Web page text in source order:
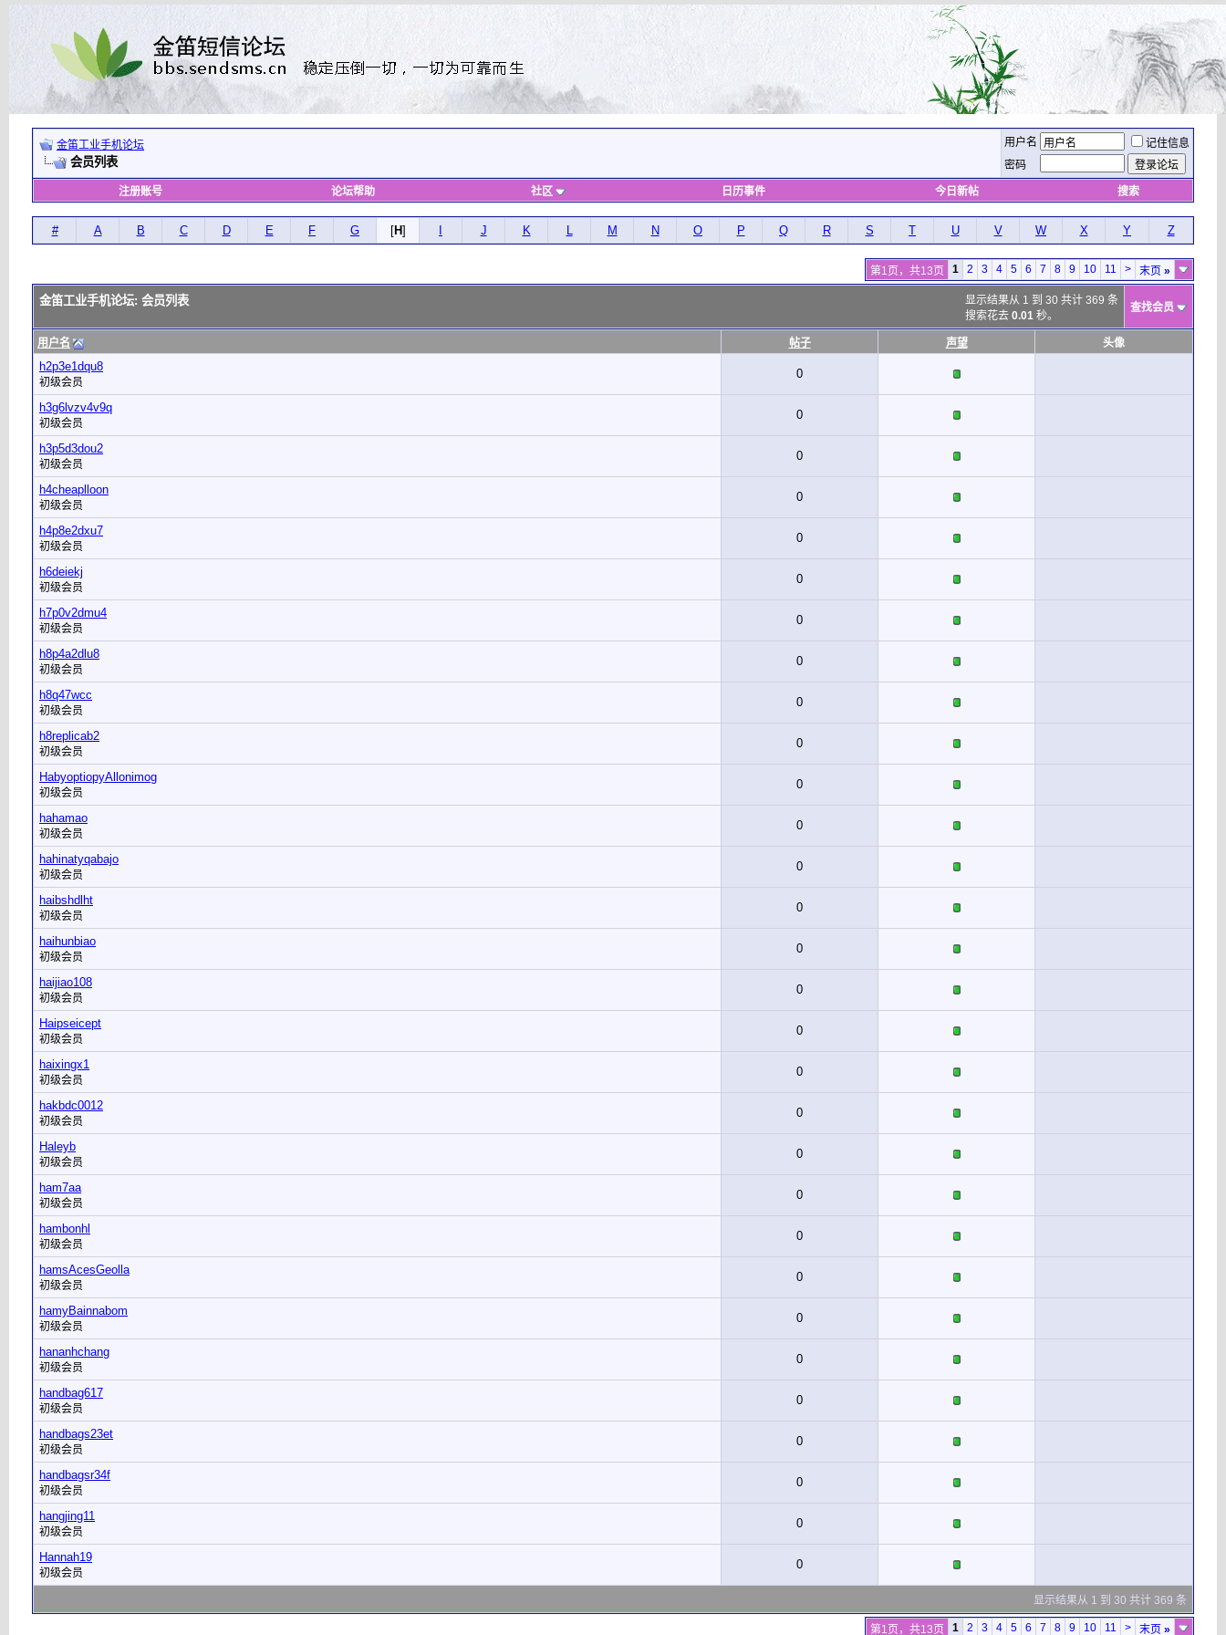
金笛工业手机论坛
会员列表
用户名
记住信息
密码
注册账号 论坛帮助 社区 日历事件 今日新帖 搜索
# A B C D E F G [H] J K L M N O P Q R S T U V W X Y Z
第1页，共13页 1 2 3 4 5 6 7 8 9 10 11 > 末页 »
显示结果从 1 到 30 共计 369 条
搜索花去 0.01 秒。
金笛工业手机论坛: 会员列表 查找会员
用户名 帖子 声望 头像
h2p3e1dqu8
初级会员
0
h3g6lvzv4v9q
初级会员
0
h3p5d3dou2
初级会员
0
h4cheaplloon
初级会员
0
h4p8e2dxu7
初级会员
0
h6deiekj
初级会员
0
h7p0v2dmu4
初级会员
0
h8p4a2dlu8
初级会员
0
h8q47wcc
初级会员
0
h8replicab2
初级会员
0
HabyoptiopyAllonimog
初级会员
0
hahamao
初级会员
0
hahinatyqabajo
初级会员
0
haibshdlht
初级会员
0
haihunbiao
初级会员
0
haijiao108
初级会员
0
Haipseicept
初级会员
0
haixingx1
初级会员
0
hakbdc0012
初级会员
0
Haleyb
初级会员
0
ham7aa
初级会员
0
hambonhl
初级会员
0
hamsAcesGeolla
初级会员
0
hamyBainnabom
初级会员
0
hananhchang
初级会员
0
handbag617
初级会员
0
handbags23et
初级会员
0
handbagsr34f
初级会员
0
hangjing11
初级会员
0
Hannah19
初级会员
0
显示结果从 1 到 30 共计 369 条
第1页，共13页 1 2 3 4 5 6 7 8 9 10 11 > 末页 »